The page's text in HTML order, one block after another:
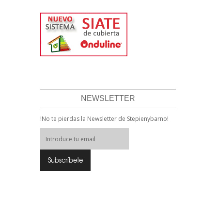
NEWSLETTER
!No te pierdas la Newsletter de Stepienybarno!